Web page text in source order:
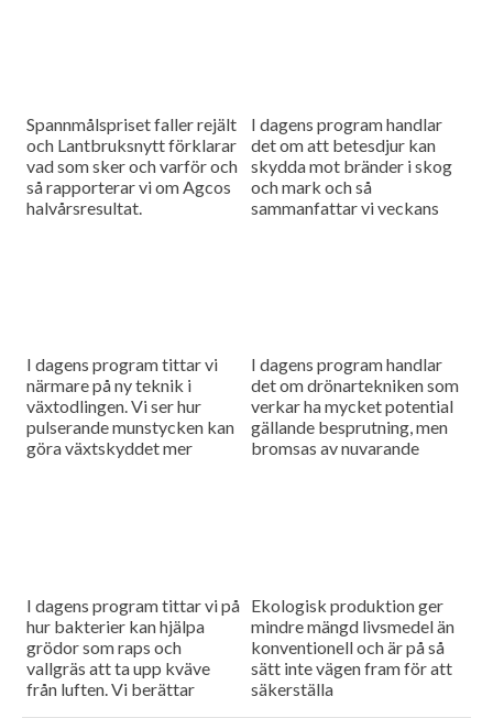
Spannmålspriset faller rejält
och Lantbruksnytt förklarar
vad som sker och varför och
så rapporterar vi om Agcos
halvårsresultat.
I dagens program handlar
det om att betesdjur kan
skydda mot bränder i skog
och mark och så
sammanfattar vi veckans
I dagens program tittar vi
närmare på ny teknik i
växtodlingen. Vi ser hur
pulserande munstycken kan
göra växtskyddet mer
I dagens program handlar
det om drönartekniken som
verkar ha mycket potential
gällande besprutning, men
bromsas av nuvarande
I dagens program tittar vi på
hur bakterier kan hjälpa
grödor som raps och
vallgräs att ta upp kväve
från luften. Vi berättar
Ekologisk produktion ger
mindre mängd livsmedel än
konventionell och är på så
sätt inte vägen fram för att
säkerställa